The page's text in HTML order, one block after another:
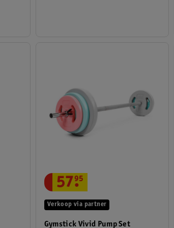
Gymstick Vivid Pump Set
Verkoop via partner
57.
95